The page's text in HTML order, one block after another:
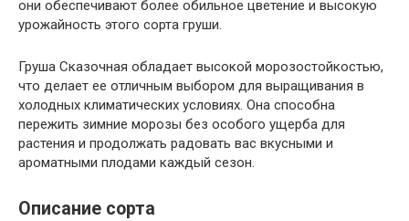
они обеспечивают более обильное цветение и высокую
урожайность этого сорта груши.
Груша Сказочная обладает высокой морозостойкостью,
что делает ее отличным выбором для выращивания в
холодных климатических условиях. Она способна
пережить зимние морозы без особого ущерба для
растения и продолжать радовать вас вкусными и
ароматными плодами каждый сезон.
Описание сорта